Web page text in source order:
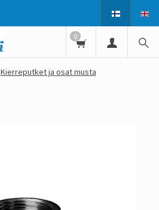
0
Kierreputket ja osat musta